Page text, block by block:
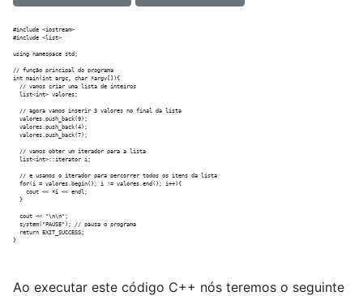
#include <iostream>
#include <list>
using namespace std;
// função principal do programa
int main(int argc, char *argv[]){
  // vamos criar uma lista de inteiros
  list<int> valores;
  // agora vamos inserir 3 valores no final da lista
  valores.push_back(9);
  valores.push_back(4);
  valores.push_back(7);
  // vamos obter um iterador para a lista
  list<int>::iterator i;
  // e usamos o iterador para percorrer todos os itens da lista
  for(i = valores.begin(); i != valores.end(); i++){
    cout << *i << endl;
  }
  cout << "\n\n";
  system("PAUSE"); // pausa o programa
  return EXIT_SUCCESS;
Ao executar este código C++ nós teremos o seguinte